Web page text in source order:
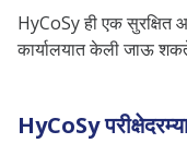
HyCoSy ही एक सुरक्षित
कार्यालयात केली जाऊ
HyCoSy